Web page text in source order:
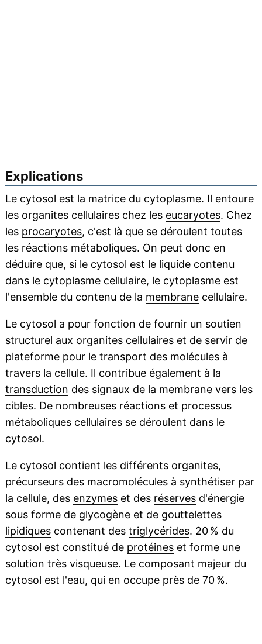
Explications
Le cytosol est la matricedu cytoplasme. Il entoure
les organites cellulaires chez les eucaryotes. Chez
les procaryotes, c'est là que se déroulent toutes
les réactions métaboliques. On peut donc en
déduire que, si le cytosol est le liquide contenu
dans le cytoplasme cellulaire, le cytoplasme est
l'ensemble du contenu de la membranecellulaire.
Le cytosol a pour fonction de fournir un soutien
structurel aux organites cellulaires et de servir de
plateforme pour le transport des moléculesà
travers la cellule. Il contribue également à la
transduction des signaux de la membrane vers les
cibles. De nombreuses réactions et processus
métaboliques cellulaires se déroulent dans le
cytosol.
Le cytosol contient les différents organites,
précurseurs des macromoléculesà synthétiser par
la cellule, des enzymeset des réservesd'énergie
sous forme de glycogèneet de gouttelettes
lipidiquescontenant des triglycérides. 20 % du
cytosol est constitué de protéineset forme une
solution très visqueuse. Le composant majeur du
cytosol est l'eau, qui en occupe près de 70 %.